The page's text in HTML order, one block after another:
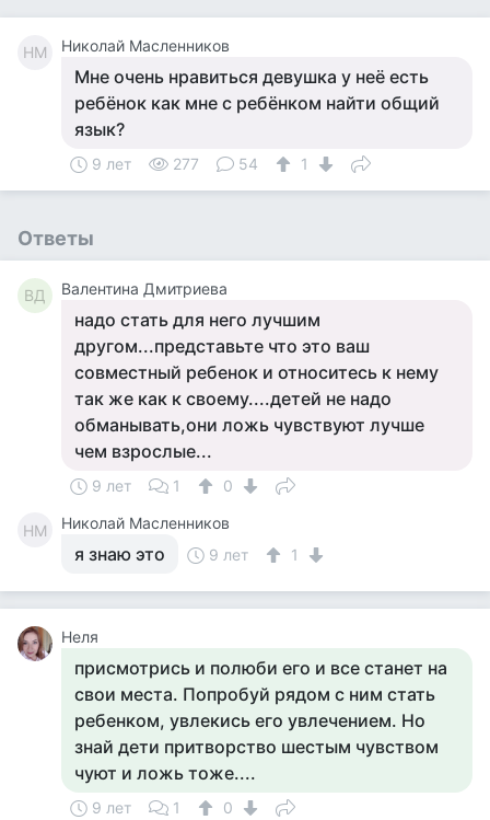
НМ Николай Масленников
Мне очень нравиться девушка у неё есть
ребёнок как мне с ребёнком найти общий
язык?
9 лет 277 54 1
Ответы
ВД Валентина Дмитриева
надо стать для него лучшим
другом...представьте что это ваш
совместный ребенок и относитесь к нему
так же как к своему....детей не надо
обманывать,они ложь чувствуют лучше
чем взрослые...
9 лет 1 0
НМ Николай Масленников
я знаю это 9 лет 1
Неля
присмотрись и полюби его и все станет на
свои места. Попробуй рядом с ним стать
ребенком, увлекись его увлечением. Но
знай дети притворство шестым чувством
чуют и ложь тоже....
9 лет 1 0